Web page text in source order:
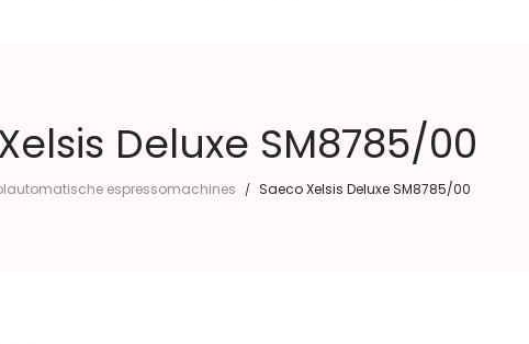
Deluxe SM8785/00
espressomachines / Saeco Xelsis Deluxe SM8785/00